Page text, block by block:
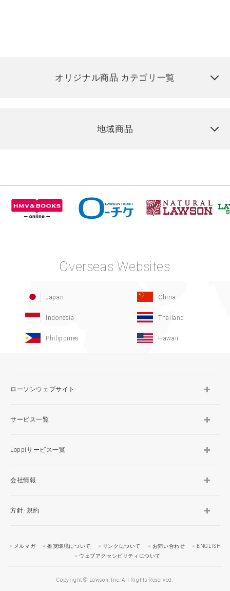
オリジナル商品 カテゴリ一覧
地域商品
Overseas Websites
Japan China
Indonesia Thailand
Philippines Hawaii
ローソンウェブサイト
サービス一覧
Loppiサービス一覧
会社情報
方針･規約
メルマガ 推奨環境について リンクについて お問い合わせ
ENGLISH
ウェブアクセシビリティについて
Copyright © Lawson, Inc. All Rights Reserved.